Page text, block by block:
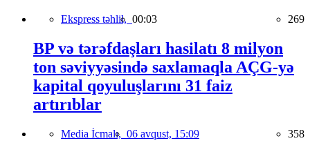
Ekspress təhlil, 00:03 269
BP və tərəfdaşları hasilatı 8 milyon
ton səviyyəsində saxlamaqla AÇG-yə
kapital qoyuluşlarını 31 faiz
artırıblar
Media İcmalı, 06 avqust, 15:09 358